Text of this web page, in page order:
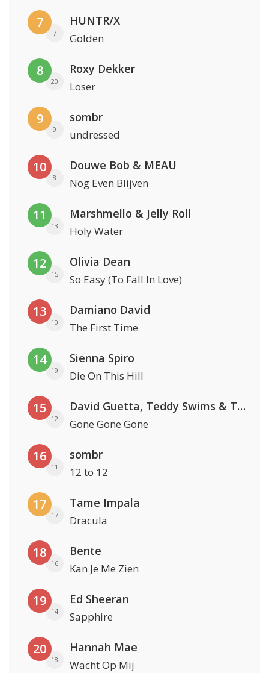
7
7
HUNTR/X
Golden
8
20
Roxy Dekker
Loser
9
9
sombr
undressed
10
8
Douwe Bob & MEAU
Nog Even Blijven
11
13
Marshmello & Jelly Roll
Holy Water
12
15
Olivia Dean
So Easy (To Fall In Love)
13
10
Damiano David
The First Time
14
19
Sienna Spiro
Die On This Hill
15
12
David Guetta, Teddy Swims & Tones And I
Gone Gone Gone
16
11
sombr
12 to 12
17
17
Tame Impala
Dracula
18
16
Bente
Kan Je Me Zien
19
14
Ed Sheeran
Sapphire
20
18
Hannah Mae
Wacht Op Mij